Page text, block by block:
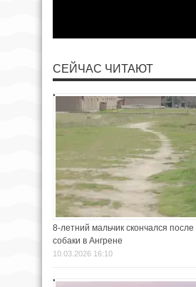
СЕЙЧАС ЧИТАЮТ
8-летний мальчик скончался
собаки в Ангрене
10.03.2026 16:10